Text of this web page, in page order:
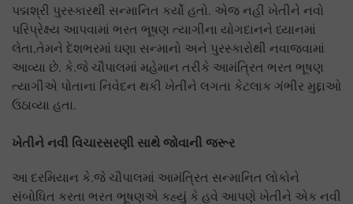
પદ્મશ્રી પુરસ્કારથી સન્માનિત કર્યો હતો. એજ નહીં ખેતીને નવો
પરિપ્રેક્ષ્ય આપવામાં ભરત ભૂષણ ત્યાગીના યોગદાનને ધ્યાનમાં
લેતા,તેમને દેશભરમાં ઘણા સન્માનો અને પુરસ્કારોથી નવાજવામાં
આવ્યા છે. કે.જે ચૌપાલમાં મહેમાન તરીકે આમંત્રિત ભરત ભૂષણ
ત્યાગીએ પોતાના નિવેદન થકી ખેતીને લગતા કેટલાક ગંભીર મુદ્દાઓ
ઉઠાવ્યા હતા.
ખેતીને નવી વિચારસરણી સાથે જોવાની જરૂર
આ દરમિયાન કે.જે ચૌપાલમાં આમંત્રિત સન્માનિત લોકોને
સંબોધિત કરતા ભરત ભૂષણએ કહ્યું કે હવે આપણે ખેતીને એક નવી